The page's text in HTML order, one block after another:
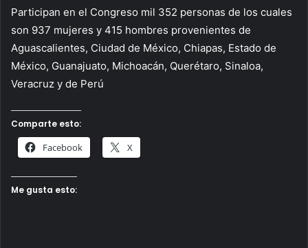
Participan en el Congreso mil 352 personas de los cuales
son 937 mujeres y 415 hombres provenientes de
Aguascalientes, Ciudad de México, Chiapas, Estado de
México, Guanajuato, Michoacán, Querétaro, Sinaloa,
Veracruz y de Perú
Comparte esto:
Facebook X
Me gusta esto: